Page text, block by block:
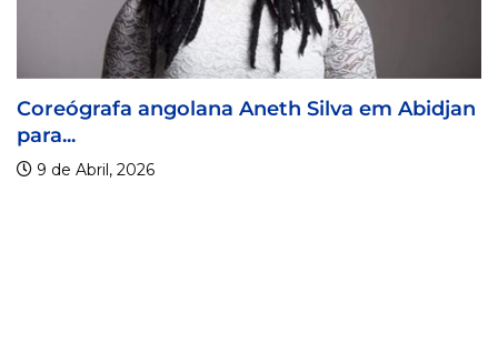
Silva em Abidjan Visa For Music 2026